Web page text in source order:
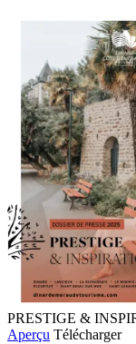
PRESTIGE &
Aperçu Télécharger